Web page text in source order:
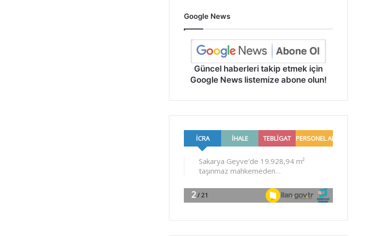
Google News
Güncel haberleri takip etmek için
Google News listemize abone olun!